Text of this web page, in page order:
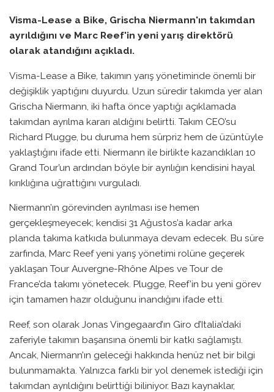
Visma-Lease a Bike, Grischa Niermann'ın takımdan
ayrıldığını ve Marc Reef'in yeni yarış direktörü
olarak atandığını açıkladı.
Visma-Lease a Bike, takımın yarış yönetiminde önemli bir
değişiklik yaptığını duyurdu. Uzun süredir takımda yer alan
Grischa Niermann, iki hafta önce yaptığı açıklamada
takımdan ayrılma kararı aldığını belirtti. Takım CEO’su
Richard Plugge, bu duruma hem sürpriz hem de üzüntüyle
yaklaştığını ifade etti. Niermann ile birlikte kazandıkları 10
Grand Tour’un ardından böyle bir ayrılığın kendisini hayal
kırıklığına uğrattığını vurguladı.
Niermann’ın görevinden ayrılması ise hemen
gerçekleşmeyecek; kendisi 31 Ağustos’a kadar arka
planda takıma katkıda bulunmaya devam edecek. Bu süre
zarfında, Marc Reef yeni yarış yönetimi rolüne geçerek
yaklaşan Tour Auvergne-Rhône Alpes ve Tour de
France’da takımı yönetecek. Plugge, Reef’in bu yeni görev
için tamamen hazır olduğunu inandığını ifade etti.
Reef, son olarak Jonas Vingegaard’ın Giro d’Italia’daki
zaferiyle takımın başarısına önemli bir katkı sağlamıştı.
Ancak, Niermann’ın geleceği hakkında henüz net bir bilgi
bulunmamakta. Yalnızca farklı bir yol denemek istediği için
takımdan ayrıldığını belirttiği biliniyor. Bazı kaynaklar,